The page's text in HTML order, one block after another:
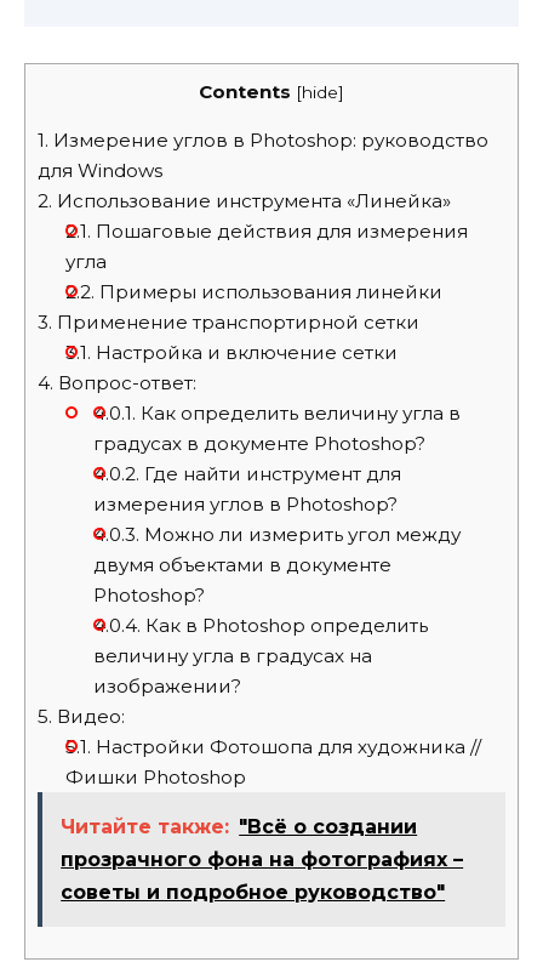
Contents [hide]
1. Измерение углов в Photoshop: руководство
для Windows
2. Использование инструмента «Линейка»
2.1. Пошаговые действия для измерения
угла
2.2. Примеры использования линейки
3. Применение транспортирной сетки
3.1. Настройка и включение сетки
4. Вопрос-ответ:
4.0.1. Как определить величину угла в
градусах в документе Photoshop?
4.0.2. Где найти инструмент для
измерения углов в Photoshop?
4.0.3. Можно ли измерить угол между
двумя объектами в документе
Photoshop?
4.0.4. Как в Photoshop определить
величину угла в градусах на
изображении?
5. Видео:
5.1. Настройки Фотошопа для художника //
Фишки Photoshop
Читайте также: "Всё о создании
прозрачного фона на фотографиях –
советы и подробное руководство"